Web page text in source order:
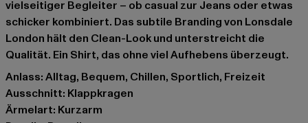
vielseitiger Begleiter – ob casual zur Jeans oder etwas
schicker kombiniert. Das subtile Branding von Lonsdale
London hält den Clean-Look und unterstreicht die
Qualität. Ein Shirt, das ohne viel Aufhebens überzeugt.
Anlass: Alltag, Bequem, Chillen, Sportlich, Freizeit
Ausschnitt: Klappkragen
Ärmelart: Kurzarm